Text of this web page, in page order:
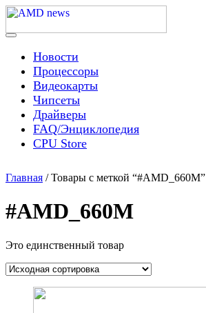
Skip
content
AMD news
Menu
Новости
Процессоры
Видеокарты
Чипсеты
Драйверы
FAQ/Энциклопедия
CPU Store
Главная / Товары с меткой “#AMD_660M”
#AMD_660M
Это единственный товар